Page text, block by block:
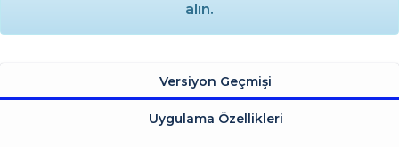
alın.
Versiyon Geçmişi
Uygulama Özellikleri